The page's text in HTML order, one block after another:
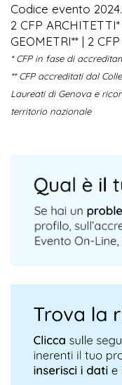
Codice evento
2 CFP
GEOMETRI** | 2
* CFP in fase di
** CFP accreditati dal
Laureati di Genova e
territorio nazionale